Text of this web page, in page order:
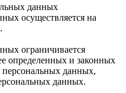
данных
осуществляется на
ограничивается
определенных и законных
персональных данных,
данных.